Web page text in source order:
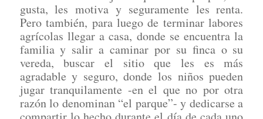
gusta, les motiva y seguramente les renta.
Pero también, para luego de terminar labores
agrícolas llegar a casa, donde se encuentra la
familia y salir a caminar por su finca o su
vereda, buscar el sitio que les es más
agradable y seguro, donde los niños pueden
jugar tranquilamente -en el que no por otra
razón lo denominan “el parque”- y dedicarse a